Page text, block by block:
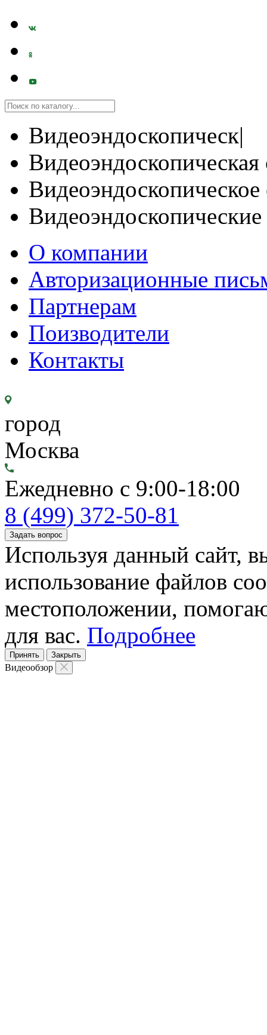
Видеоэндоскопическ|
Видеоэндоскопическая
О компании
Авторизационные
Партнерам
Поизводители
Контакты
город
Москва
Ежедневно с 9:00-18:00
8 (499) 372-50-81
Задать вопрос
Используя данный сайт,
использование файлов
местоположении,
для вас. Подробнее
Принять Закрыть
Видеообзор